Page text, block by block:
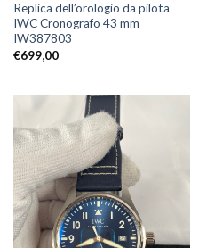
Replica dell’orologio da pilota
IWC Cronografo 43 mm
IW387803
€699,00